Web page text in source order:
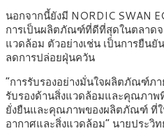
นอกจากนี้ยังมี NORDIC SWAN
การเป็นผลิตภัณฑ์ที่ดีที่สุดในตลาด
แวดล้อม ตัวอย่างเช่น เป็นการยืนยั
ลดการปล่อยฝุ่นควัน
“การรับรองอย่างมั่นใจผลิตภัณฑ์ภ
รับรองด้านสิ่งแวดล้อมและคุณภาพ
ยั่งยืนและคุณภาพของผลิตภัณฑ์ ที่
อากาศและสิ่งแวดล้อม” นายประวิ